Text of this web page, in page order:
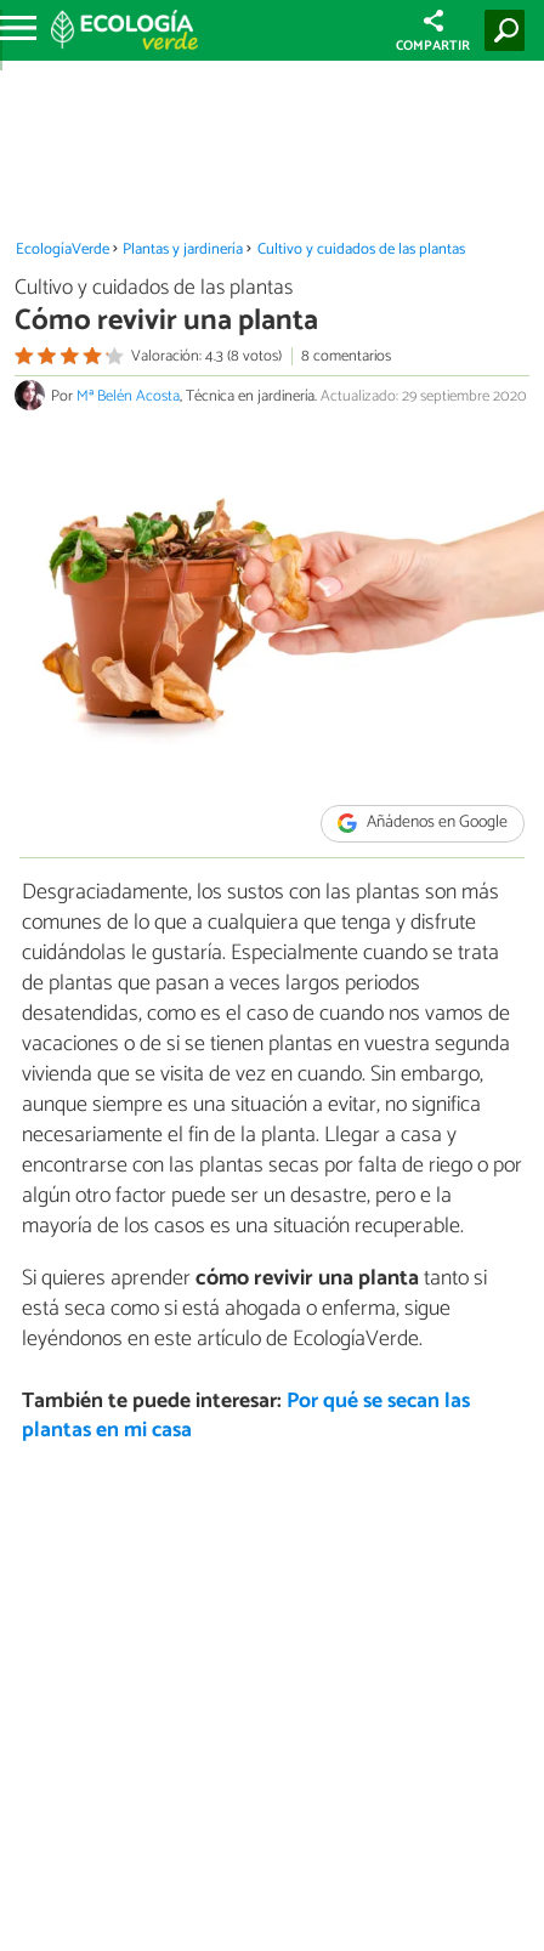
COMPARTIR
EcologíaVerde Plantas y jardinería Cultivo y cuidados de las plantas
Cultivo y cuidados de las plantas
Cómo revivir una planta
Valoración: 4.3 (8 votos)
8 comentarios
PorMª Belén Acosta, Técnica en jardinería.Actualizado: 29 septiembre 2020
Añádenos en Google
Desgraciadamente, los sustos con las plantas son más
comunes de lo que a cualquiera que tenga y disfrute
cuidándolas le gustaría. Especialmente cuando se trata
de plantas que pasan a veces largos periodos
desatendidas, como es el caso de cuando nos vamos de
vacaciones o de si se tienen plantas en vuestra segunda
vivienda que se visita de vez en cuando. Sin embargo,
aunque siempre es una situación a evitar, no significa
necesariamente el fin de la planta. Llegar a casa y
encontrarse con las plantas secas por falta de riego o por
algún otro factor puede ser un desastre, pero e la
mayoría de los casos es una situación recuperable.
Si quieres aprendercómo revivir una plantatanto si
está seca como si está ahogada o enferma, sigue
leyéndonos en este artículo de EcologíaVerde.
También te puede interesar: Por qué se secan las
plantas en mi casa